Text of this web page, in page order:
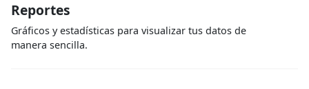
Reportes
Gráficos y estadísticas para visualizar tus datos de
manera sencilla.